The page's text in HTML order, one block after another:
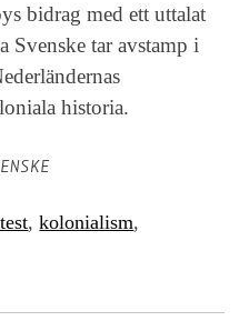
bidrag med ett uttalat
tar avstamp i
historia.
,kolonialism,